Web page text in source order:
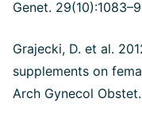
Genet.
Grajecki, D. et al.
supplements on
Arch Gynecol